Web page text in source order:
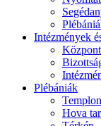
Intézmények
Plébániák
Hova